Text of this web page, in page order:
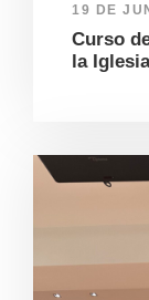
19 DE
Curso
la Iglesia